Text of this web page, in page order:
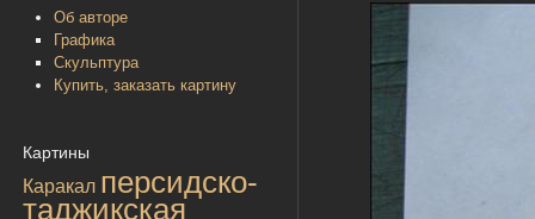
Об авторе
Графика
Скульптура
Купить, заказать картину
Картины
Каракал персидско-
таджикская